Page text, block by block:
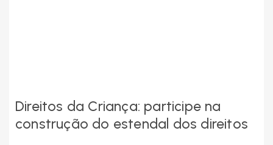
Direitos da Criança: participe na
construção do estendal dos direitos